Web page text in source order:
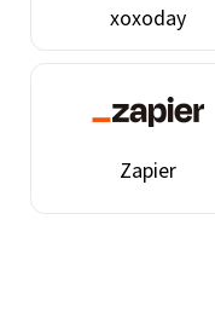
xoxoday
Zapier